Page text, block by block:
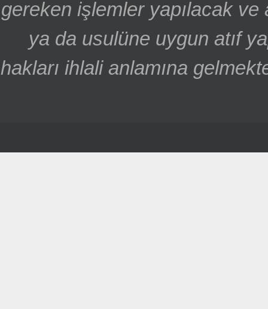
gereken işlemler yapılacak ve
ya da usulüne uygun atıf
hakları ihlali anlamına